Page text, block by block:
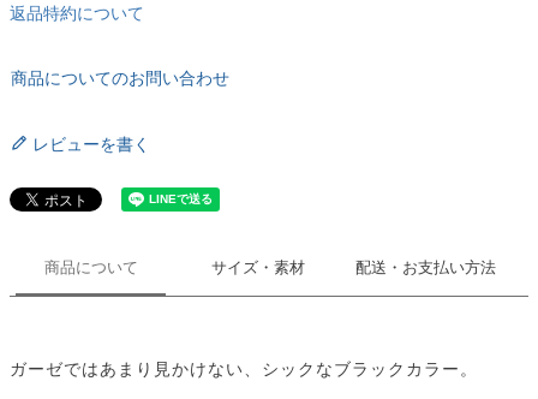
返品特約について
商品についてのお問い合わせ
レビューを書く
商品について サイズ・素材 配送・お支払い方法
ガーゼではあまり見かけない、シックなブラックカラー。